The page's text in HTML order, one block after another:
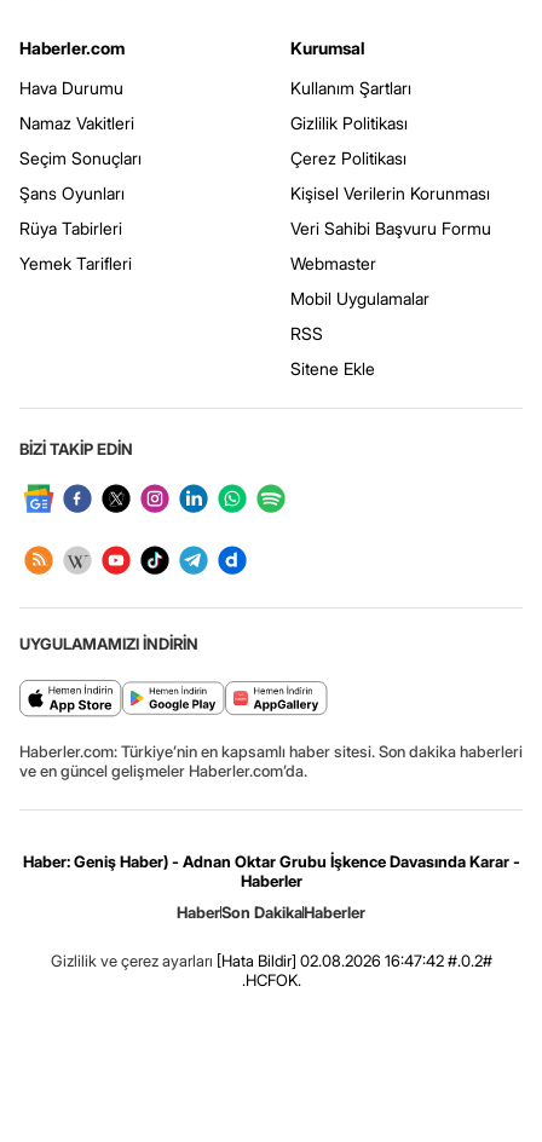
Haberler.com
Hava Durumu
Namaz Vakitleri
Seçim Sonuçları
Şans Oyunları
Rüya Tabirleri
Yemek Tarifleri
Kurumsal
Kullanım Şartları
Gizlilik Politikası
Çerez Politikası
Kişisel Verilerin Korunması
Veri Sahibi Başvuru Formu
Webmaster
Mobil Uygulamalar
RSS
Sitene Ekle
BİZİ TAKİP EDİN
UYGULAMAMIZI İNDİRİN
Haberler.com: Türkiye’nin en kapsamlı haber sitesi. Son dakika haberleri
ve en güncel gelişmeler Haberler.com’da.
Haber: Geniş Haber) - Adnan Oktar Grubu İşkence Davasında Karar -
Haberler
HaberSon DakikaHaberler
Gizlilik ve çerez ayarları [Hata Bildir] 02.08.2026 16:47:42 #.0.2#
.HCFOK.